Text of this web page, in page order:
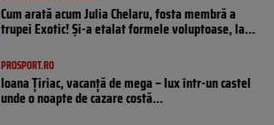
Cum arată acum Julia Chelaru, fosta membră a
trupei Exotic! Și-a etalat formele voluptoase, la...
PROSPORT.RO
Ioana Țiriac, vacanță de mega – lux într-un castel
unde o noapte de cazare costă...